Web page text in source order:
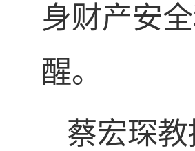
身财产安
醒。
蔡宏琛